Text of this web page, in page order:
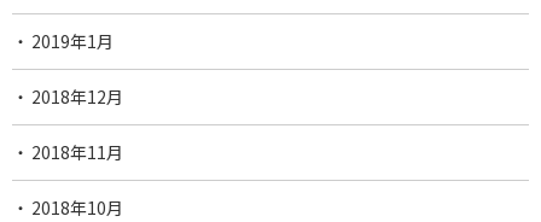
2019年1月
2018年12月
2018年11月
2018年10月